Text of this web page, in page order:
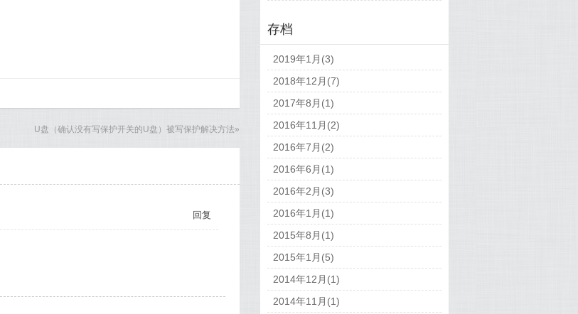
U盘（确认没有写保护开关的U盘）被写保护解决方法»
回复
存档
2019年1月(3)
2018年12月(7)
2017年8月(1)
2016年11月(2)
2016年7月(2)
2016年6月(1)
2016年2月(3)
2016年1月(1)
2015年8月(1)
2015年1月(5)
2014年12月(1)
2014年11月(1)